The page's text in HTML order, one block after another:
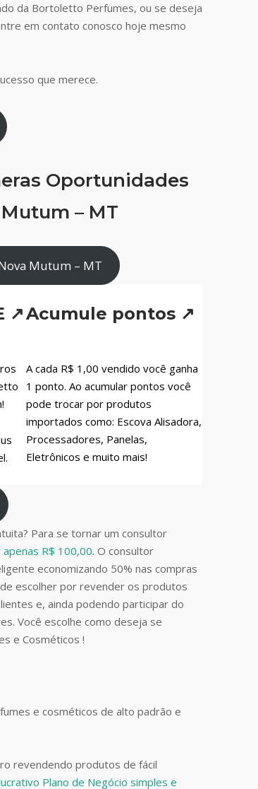
da Bortoletto Perfumes, ou se deseja
em contato conosco hoje mesmo
que merece.
Oportunidades
– MT
Mutum – MT
↗Acumule pontos ↗
A cada R$ 1,00 vendido você ganha
1 ponto. Ao acumular pontos você
pode trocar por produtos
importados como: Escova Alisadora,
Processadores, Panelas,
Eletrônicos e muito mais!
Para se tornar um consultor
R$ 100,00. O consultor
economizando 50% nas compras
escolher por revender os produtos
e, ainda podendo participar do
Você escolhe como deseja se
e Cosméticos !
e cosméticos de alto padrão e
revendendo produtos de fácil
Plano de Negócio simples e